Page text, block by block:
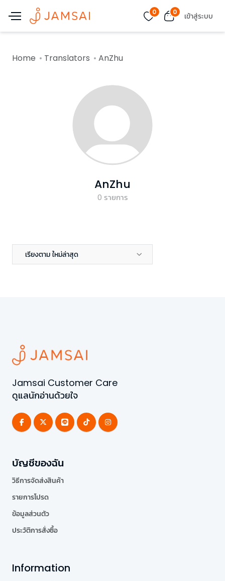
0 0 เข้าสู่ระบบ
Home Translators AnZhu
AnZhu
0 รายการ
เรียงตาม ใหม่ล่าสุด
Jamsai Customer Care
ดูแลนักอ่านด้วยใจ
บัญชีของฉัน
วิธีการจัดส่งสินค้า
รายการโปรด
ข้อมูลส่วนตัว
ประวัติการสั่งซื้อ
Information